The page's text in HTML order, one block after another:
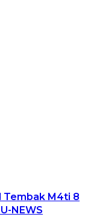
Tembak M4ti 8
NEWS